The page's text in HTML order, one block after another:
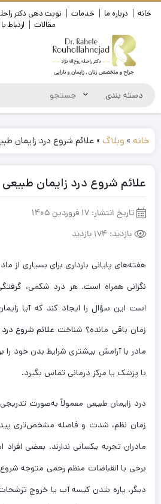
خانه درباره ما خدمات نوبت دهی دکتر
مقالات
ارتباط
خانه » وبلاگ »علائم شروع درد زایمان
علائم شروع درد زایمان طبیعی
تاریخ انتشار: 17 فروردین 1405
بازدید: 174 بازدید
هفته‌های پایانی بارداری برای بسیاری از
نگرانی همراه است. هر درد شکمی،
است این سؤال را ایجاد کند که آیا
زمان باقی مانده؟ شناختعلائم شروع
مادر با آرامش بیشتری شرایط بدن خود را
با پزشک یا مرکز درمانی تماس بگیرد.
درد زایمان طبیعی معمولاً به‌صورت
زمان نظم، شدت و فاصله مشخص‌تری
مادران تجربه یکسانی ندارند. بعضی افراد
برخی با انقباضات منظم رحمی متوجه
دیگر، پاره شدن کیسه آب یا خروج